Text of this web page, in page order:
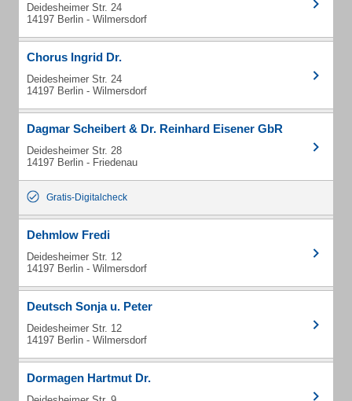
Deidesheimer Str. 24
14197 Berlin - Wilmersdorf
Chorus Ingrid Dr.
Deidesheimer Str. 24
14197 Berlin - Wilmersdorf
Dagmar Scheibert & Dr. Reinhard Eisener GbR
Deidesheimer Str. 28
14197 Berlin - Friedenau
Gratis-Digitalcheck
Dehmlow Fredi
Deidesheimer Str. 12
14197 Berlin - Wilmersdorf
Deutsch Sonja u. Peter
Deidesheimer Str. 12
14197 Berlin - Wilmersdorf
Dormagen Hartmut Dr.